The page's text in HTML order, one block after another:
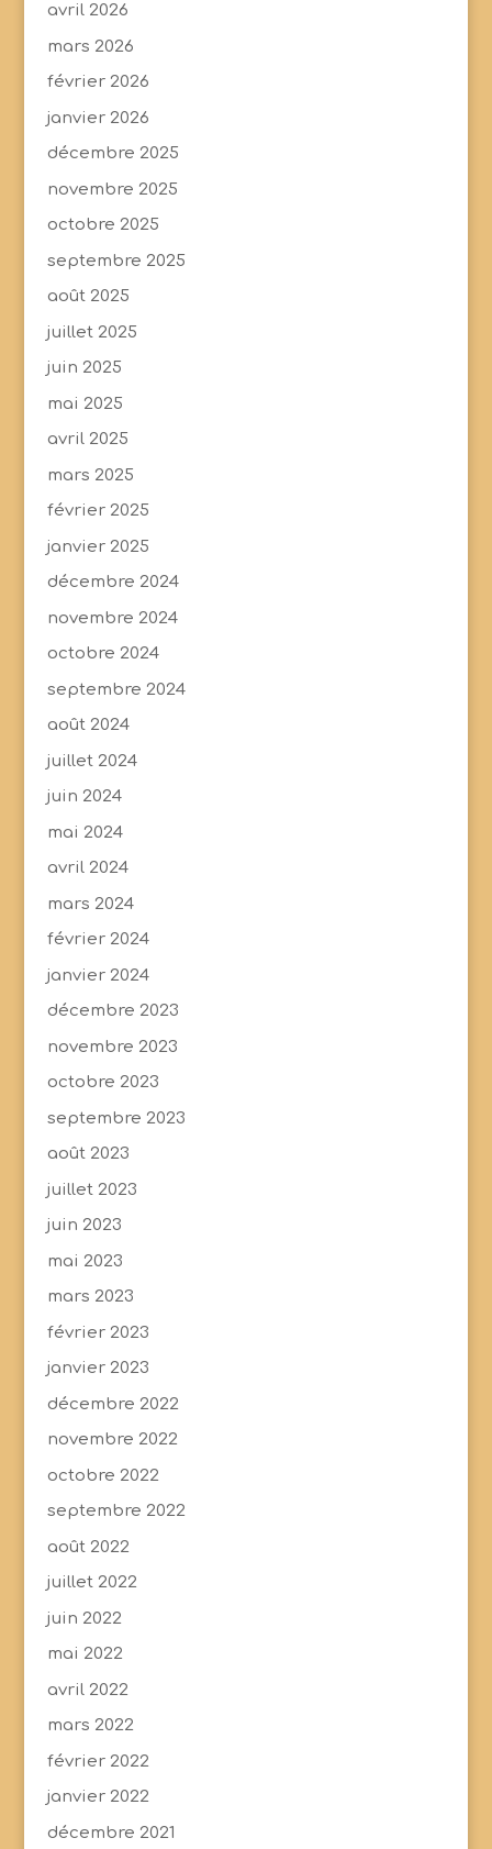
avril 2026
mars 2026
février 2026
janvier 2026
décembre 2025
novembre 2025
octobre 2025
septembre 2025
août 2025
juillet 2025
juin 2025
mai 2025
avril 2025
mars 2025
février 2025
janvier 2025
décembre 2024
novembre 2024
octobre 2024
septembre 2024
août 2024
juillet 2024
juin 2024
mai 2024
avril 2024
mars 2024
février 2024
janvier 2024
décembre 2023
novembre 2023
octobre 2023
septembre 2023
août 2023
juillet 2023
juin 2023
mai 2023
mars 2023
février 2023
janvier 2023
décembre 2022
novembre 2022
octobre 2022
septembre 2022
août 2022
juillet 2022
juin 2022
mai 2022
avril 2022
mars 2022
février 2022
janvier 2022
décembre 2021